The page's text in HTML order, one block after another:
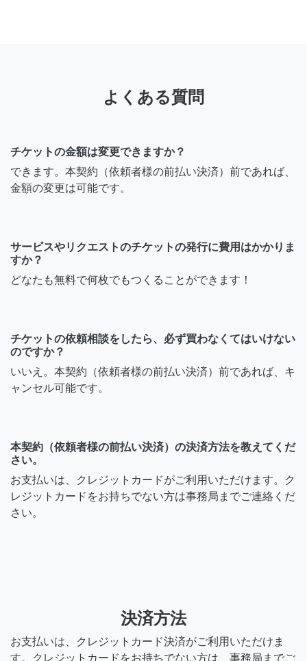
よくある質問
チケットの金額は変更できますか？
できます。本契約（依頼者様の前払い決済）前であれば、
金額の変更は可能です。
サービスやリクエストのチケットの発行に費用はかかりま
すか？
どなたも無料で何枚でもつくることができます！
チケットの依頼相談をしたら、必ず買わなくてはいけない
のですか？
いいえ。本契約（依頼者様の前払い決済）前であれば、キ
ャンセル可能です。
本契約（依頼者様の前払い決済）の決済方法を教えてくだ
さい。
お支払いは、クレジットカードがご利用いただけます。ク
レジットカードをお持ちでない方は事務局までご連絡くだ
さい。
決済方法
お支払いは、クレジットカード決済がご利用いただけま
す。クレジットカードをお持ちでない方は、事務局までご